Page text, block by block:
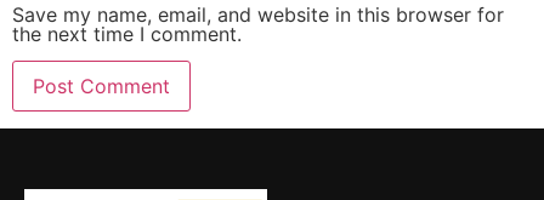
Save my name, email, and website in this browser for
the next time I comment.